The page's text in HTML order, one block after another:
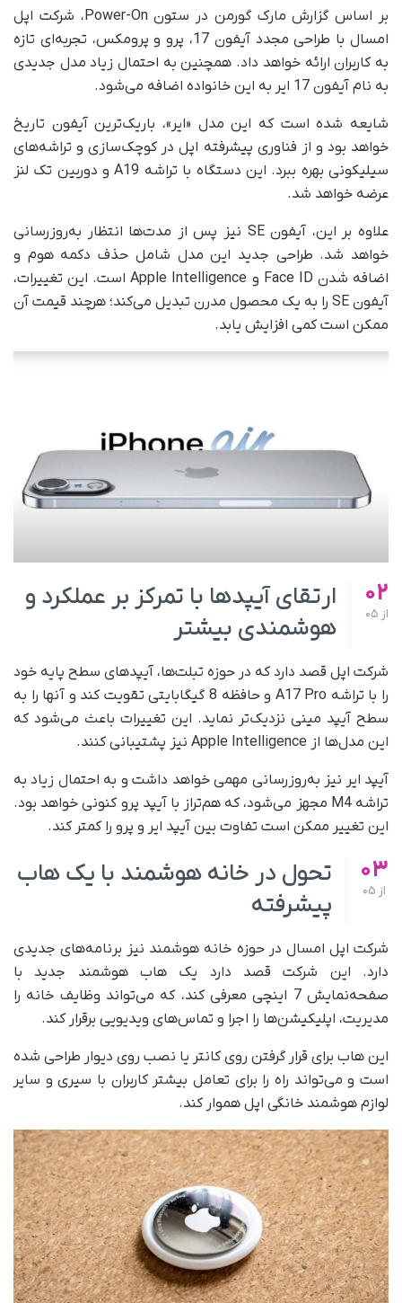
بر اساس گزارش مارک گورمن در ستون Power-On، شرکت اپل
امسال با طراحی مجدد آیفون 17، پرو و پرومکس، تجربه‌ای تازه
به کاربران ارائه خواهد داد. همچنین به احتمال زیاد مدل جدیدی
به نام آیفون 17 ایر به این خانواده اضافه می‌شود.
شایعه شده است که این مدل «ایر»، باریک‌ترین آیفون تاریخ
خواهد بود و از فناوری پیشرفته اپل در کوچک‌سازی و تراشه‌های
سیلیکونی بهره ببرد. این دستگاه با تراشه A19 و دوربین تک لنز
عرضه خواهد شد.
علاوه بر این، آیفون SE نیز پس از مدت‌ها انتظار به‌روزرسانی
خواهد شد. طراحی جدید این مدل شامل حذف دکمه هوم و
اضافه شدن Face ID و Apple Intelligence است. این تغییرات،
آیفون SE را به یک محصول مدرن تبدیل می‌کند؛ هرچند قیمت آن
ممکن است کمی افزایش یابد.
02
از
ارتقای آیپدها با تمرکز بر عملکرد و
هوشمندی بیشتر
شرکت اپل قصد دارد که در حوزه تبلت‌ها، آیپدهای سطح پایه خود
را با تراشه A17 Pro و حافظه 8 گیگابایتی تقویت کند و آنها را به
سطح آیپد مینی نزدیک‌تر نماید. این تغییرات باعث می‌شود که
این مدل‌ها از Apple Intelligence نیز پشتیبانی کنند.
آیپد ایر نیز به‌روزرسانی مهمی خواهد داشت و به احتمال زیاد به
تراشه M4 مجهز می‌شود، که هم‌تراز با آیپد پرو کنونی خواهد بود.
این تغییر ممکن است تفاوت بین آیپد ایر و پرو را کمتر کند.
03
از
تحول در خانه هوشمند با یک هاب
پیشرفته
شرکت اپل امسال در حوزه خانه هوشمند نیز برنامه‌های جدیدی
دارد. این شرکت قصد دارد یک هاب هوشمند جدید با
صفحه‌نمایش 7 اینچی معرفی کند، که می‌تواند وظایف خانه را
مدیریت، اپلیکیشن‌ها را اجرا و تماس‌های ویدیویی برقرار کند.
این هاب برای قرار گرفتن روی کانتر یا نصب روی دیوار طراحی شده
است و می‌تواند راه را برای تعامل بیشتر کاربران با سیری و سایر
لوازم هوشمند خانگی اپل هموار کند.